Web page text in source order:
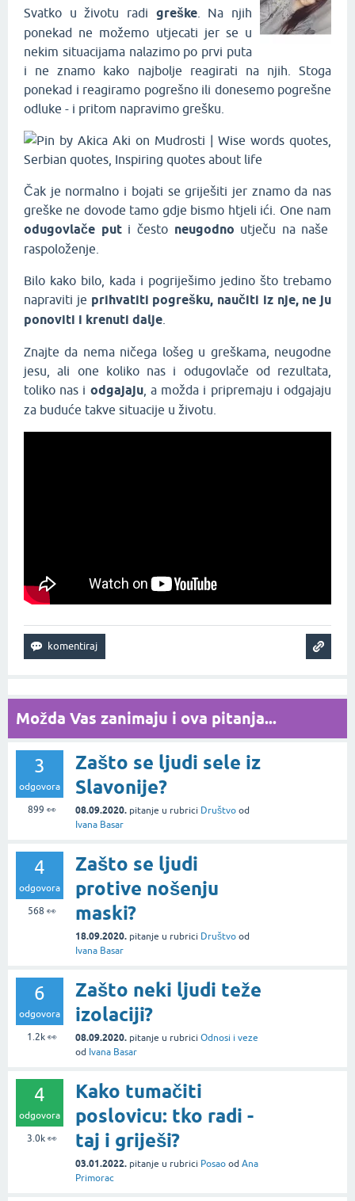
Svatko u životu radi greške. Na njih
ponekad ne možemo utjecati jer se u
nekim situacijama nalazimo po prvi puta
i ne znamo kako najbolje reagirati na njih. Stoga
ponekad i reagiramo pogrešno ili donesemo pogrešne
odluke - i pritom napravimo grešku.
Čak je normalno i bojati se griješiti jer znamo da nas
greške ne dovode tamo gdje bismo htjeli ići. One nam
odugovlače puti čestoneugodno utječu na naše
raspoloženje.
Bilo kako bilo, kada i pogriješimo jedino što trebamo
napraviti je prihvatiti pogrešku, naučiti iz nje, ne ju
ponoviti i krenuti dalje
Znajte da nema ničega lošeg u greškama, neugodne
jesu, ali one koliko nas i odugovlače od rezultata,
toliko nas i odgajaju, a možda i pripremaju i odgajaju
za buduće takve situacije u životu.
Možda Vas zanimaju i ova pitanja...
3
odgovora
899 👀
Zašto se ljudi sele iz
Slavonije?
08.09.2020. pitanje u rubrici Društvo od
Ivana Basar
4
odgovora
568 👀
Zašto se ljudi
protive nošenju
maski?
18.09.2020. pitanje u rubrici Društvo od
Ivana Basar
6
odgovora
1.2k👀
Zašto neki ljudi teže
izolaciji?
08.09.2020. pitanje u rubrici Odnosi i veze
od Ivana Basar
4
odgovora
3.0k👀
Kako tumačiti
poslovicu: tko radi -
taj i griješi?
03.01.2022. pitanje u rubrici Posao od Ana
Primorac